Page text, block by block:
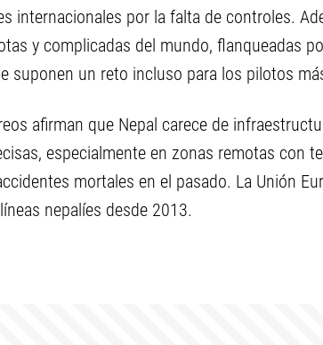
internacionales por la falta de controles.
y complicadas del mundo, flanqueadas
suponen un reto incluso para los pilotos
afirman que Nepal carece de
especialmente en zonas remotas con
mortales en el pasado. La Unión
nepalíes desde 2013.